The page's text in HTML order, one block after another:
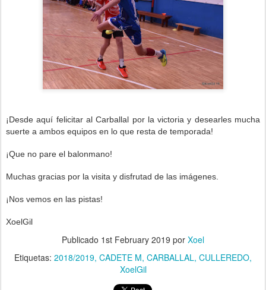
¡Desde aquí felicitar al Carballal por la victoria y desearles mucha
suerte a ambos equipos en lo que resta de temporada!
¡Que no pare el balonmano!
Muchas gracias por la visita y disfrutad de las imágenes.
¡Nos vemos en las pistas!
XoelGil
Publicado 1st February 2019 por Xoel
Etiquetas: 2018/2019 CADETE M CARBALLAL CULLEREDO
XoelGil